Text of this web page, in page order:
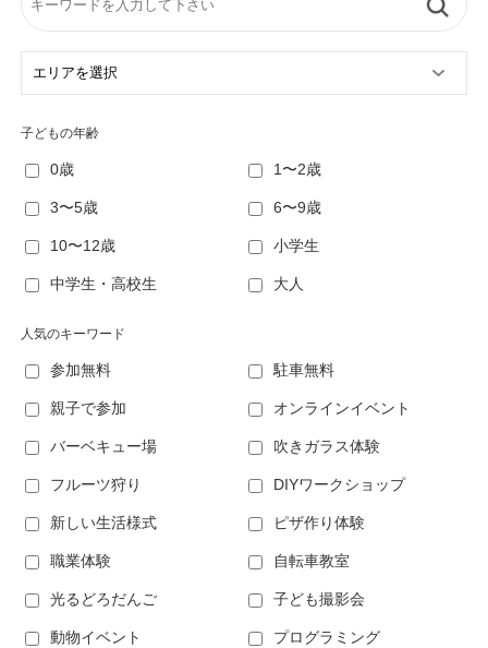
子どもの年齢
0歳 1〜2歳
3〜5歳 6〜9歳
10〜12歳 小学生
中学生・高校生 大人
人気のキーワード
参加無料 駐車無料
親子で参加 オンラインイベント
バーベキュー場 吹きガラス体験
フルーツ狩り DIYワークショップ
新しい生活様式 ピザ作り体験
職業体験 自転車教室
光るどろだんご 子ども撮影会
動物イベント プログラミング